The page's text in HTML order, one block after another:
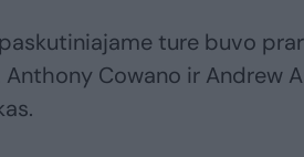
ture buvo
Anthony Cowano ir Andrew